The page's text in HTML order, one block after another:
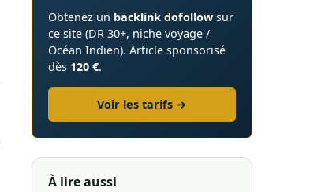
Obtenez un backlink dofollow sur
ce site (DR 30+, niche voyage /
Océan Indien). Article sponsorisé
dès 120 €.
Voir les tarifs →
À lire aussi